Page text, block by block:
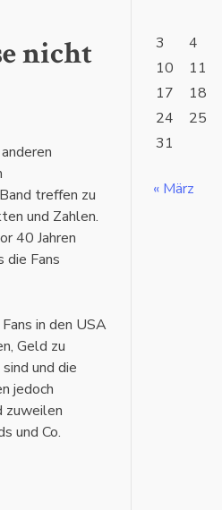
nicht
treffen zu
und Zahlen.
40 Jahren
die Fans
in den USA
Geld zu
und die
jedoch
zuweilen
und Co.
3
4
10
11
17
18
24
25
31
« März